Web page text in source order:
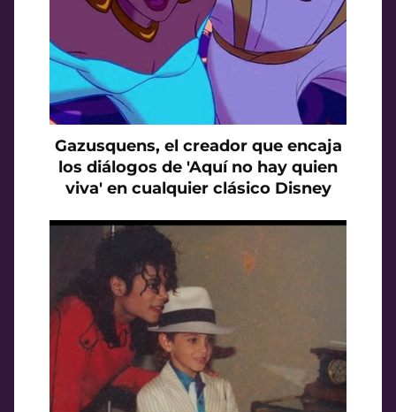
Gazusquens, el creador que encaja
los diálogos de 'Aquí no hay quien
viva' en cualquier clásico Disney